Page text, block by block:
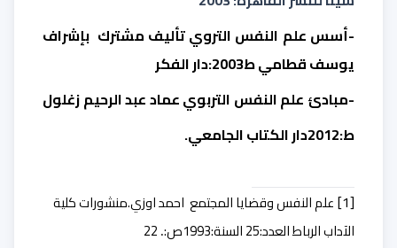
-أسس علم النفس التروي تأليف مشترك بإشراف
يوسف قطامي ط2003:دار الفكر
-مبادئ علم النفس التربوي عماد عبد الرحيم زغلول
ط:2012دار الكتاب الجامعي.
[1]علم النفس وقضايا المجتمع احمد اوزي.منشورات كلية
الآداب الرباط العدد:25 السنة:1993ص:
.
22